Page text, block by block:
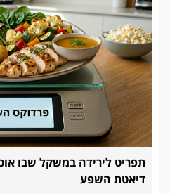
תפריט לירידה במשקל שבו
דיאטת השפע